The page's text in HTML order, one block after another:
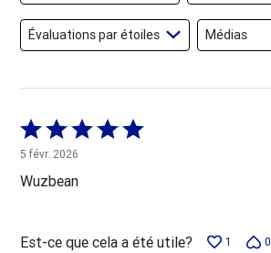
Évaluations par étoiles Médias
Coté
5 sur
5
5 févr. 2026
Wuzbean
Est-ce que cela a été utile? 1 0